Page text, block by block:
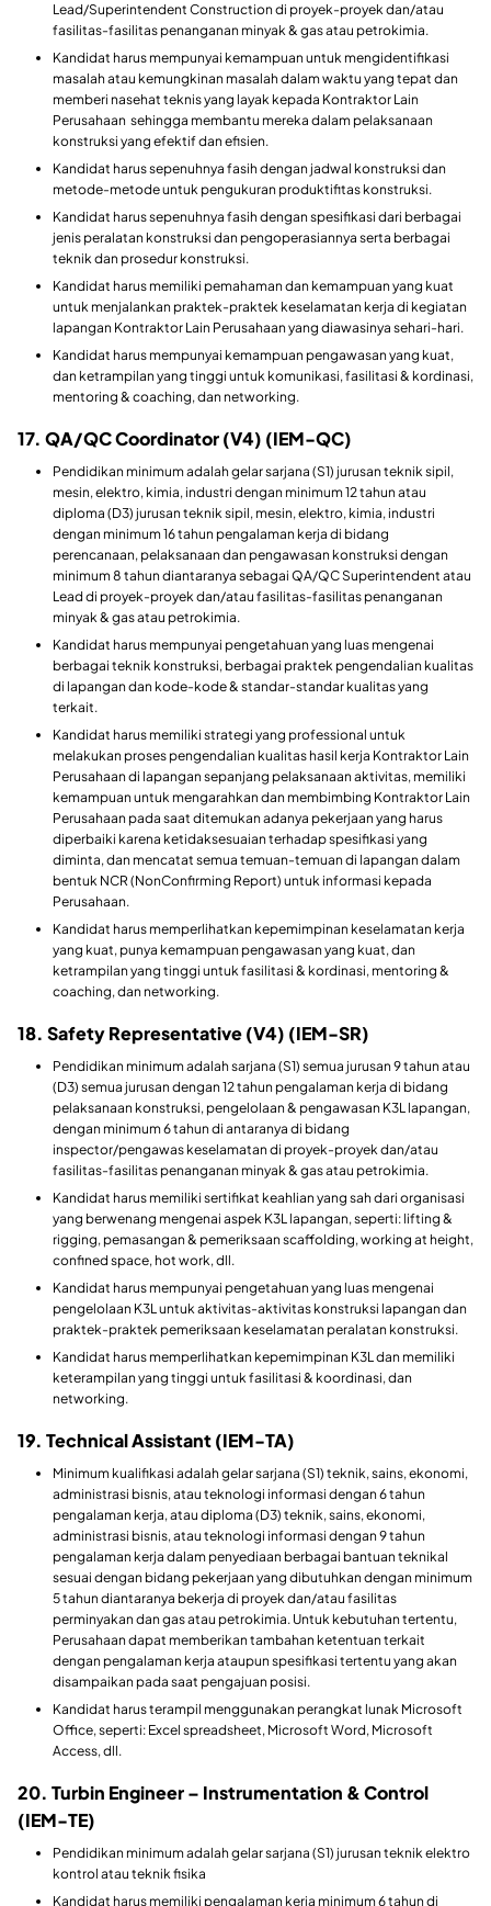
Lead/Superintendent Construction di proyek-proyek dan/atau
fasilitas-fasilitas penanganan minyak & gas atau petrokimia.
Kandidat harus mempunyai kemampuan untuk mengidentifikasi
masalah atau kemungkinan masalah dalam waktu yang tepat dan
memberi nasehat teknis yang layak kepada Kontraktor Lain
Perusahaan sehingga membantu mereka dalam pelaksanaan
konstruksi yang efektif dan efisien.
Kandidat harus sepenuhnya fasih dengan jadwal konstruksi dan
metode-metode untuk pengukuran produktifitas konstruksi.
Kandidat harus sepenuhnya fasih dengan spesifikasi dari berbagai
jenis peralatan konstruksi dan pengoperasiannya serta berbagai
teknik dan prosedur konstruksi.
Kandidat harus memiliki pemahaman dan kemampuan yang kuat
untuk menjalankan praktek-praktek keselamatan kerja di kegiatan
lapangan Kontraktor Lain Perusahaan yang diawasinya sehari-hari.
Kandidat harus mempunyai kemampuan pengawasan yang kuat,
dan ketrampilan yang tinggi untuk komunikasi, fasilitasi & kordinasi,
mentoring & coaching, dan networking.
17. QA/QC Coordinator (V4) (IEM-QC)
Pendidikan minimum adalah gelar sarjana (S1) jurusan teknik sipil,
mesin, elektro, kimia, industri dengan minimum 12 tahun atau
diploma (D3) jurusan teknik sipil, mesin, elektro, kimia, industri
dengan minimum 16 tahun pengalaman kerja di bidang
perencanaan, pelaksanaan dan pengawasan konstruksi dengan
minimum 8 tahun diantaranya sebagai QA/QC Superintendent atau
Lead di proyek-proyek dan/atau fasilitas-fasilitas penanganan
minyak & gas atau petrokimia.
Kandidat harus mempunyai pengetahuan yang luas mengenai
berbagai teknik konstruksi, berbagai praktek pengendalian kualitas
di lapangan dan kode-kode & standar-standar kualitas yang
terkait.
Kandidat harus memiliki strategi yang professional untuk
melakukan proses pengendalian kualitas hasil kerja Kontraktor Lain
Perusahaan di lapangan sepanjang pelaksanaan aktivitas, memiliki
kemampuan untuk mengarahkan dan membimbing Kontraktor Lain
Perusahaan pada saat ditemukan adanya pekerjaan yang harus
diperbaiki karena ketidaksesuaian terhadap spesifikasi yang
diminta, dan mencatat semua temuan-temuan di lapangan dalam
bentuk NCR (NonConfirming Report) untuk informasi kepada
Perusahaan.
Kandidat harus memperlihatkan kepemimpinan keselamatan kerja
yang kuat, punya kemampuan pengawasan yang kuat, dan
ketrampilan yang tinggi untuk fasilitasi & kordinasi, mentoring &
coaching, dan networking.
18. Safety Representative (V4) (IEM-SR)
Pendidikan minimum adalah sarjana (S1) semua jurusan 9 tahun atau
(D3) semua jurusan dengan 12 tahun pengalaman kerja di bidang
pelaksanaan konstruksi, pengelolaan & pengawasan K3L lapangan,
dengan minimum 6 tahun di antaranya di bidang
inspector/pengawas keselamatan di proyek-proyek dan/atau
fasilitas-fasilitas penanganan minyak & gas atau petrokimia.
Kandidat harus memiliki sertifikat keahlian yang sah dari organisasi
yang berwenang mengenai aspek K3L lapangan, seperti: lifting &
rigging, pemasangan & pemeriksaan scaffolding, working at height,
confined space, hot work, dll.
Kandidat harus mempunyai pengetahuan yang luas mengenai
pengelolaan K3L untuk aktivitas-aktivitas konstruksi lapangan dan
praktek-praktek pemeriksaan keselamatan peralatan konstruksi.
Kandidat harus memperlihatkan kepemimpinan K3L dan memiliki
keterampilan yang tinggi untuk fasilitasi & koordinasi, dan
networking.
19. Technical Assistant (IEM-TA)
Minimum kualifikasi adalah gelar sarjana (S1) teknik, sains, ekonomi,
administrasi bisnis, atau teknologi informasi dengan 6 tahun
pengalaman kerja, atau diploma (D3) teknik, sains, ekonomi,
administrasi bisnis, atau teknologi informasi dengan 9 tahun
pengalaman kerja dalam penyediaan berbagai bantuan teknikal
sesuai dengan bidang pekerjaan yang dibutuhkan dengan minimum
5 tahun diantaranya bekerja di proyek dan/atau fasilitas
perminyakan dan gas atau petrokimia. Untuk kebutuhan tertentu,
Perusahaan dapat memberikan tambahan ketentuan terkait
dengan pengalaman kerja ataupun spesifikasi tertentu yang akan
disampaikan pada saat pengajuan posisi.
Kandidat harus terampil menggunakan perangkat lunak Microsoft
Office, seperti: Excel spreadsheet, Microsoft Word, Microsoft
Access, dll.
20. Turbin Engineer – Instrumentation & Control
(IEM-TE)
Pendidikan minimum adalah gelar sarjana (S1) jurusan teknik elektro
kontrol atau teknik fisika
Kandidat harus memiliki pengalaman kerja minimum 6 tahun di